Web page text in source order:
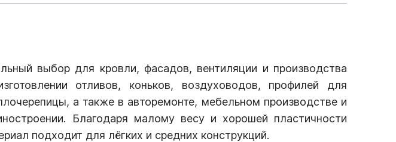
выбор для кровли, фасадов, вентиляции и производства
отливов, коньков, воздуховодов, профилей для
а также в авторемонте, мебельном производстве и
Благодаря малому весу и хорошей пластичности
подходит для лёгких и средних конструкций.